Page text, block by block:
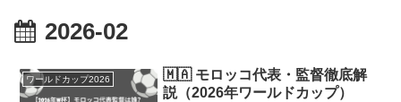
2026-02
ワールドカップ2026
🇲🇦 モロッコ代表・監督徹底解
説（2026年ワールドカップ）